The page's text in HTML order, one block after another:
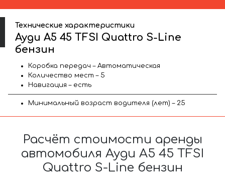
Технические характеристики
Ауди A5 45 TFSI Quattro S-Line
бензин
Коробка передач – Автоматическая
Количество мест – 5
Навигация – есть
Минимальный возраст водителя (лет) – 25
Расчёт стоимости аренды
автомобиля Ауди A5 45 TFSI
Quattro S-Line бензин